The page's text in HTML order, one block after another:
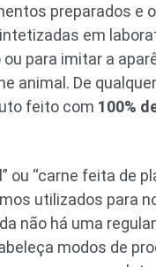
preparados e
em
para imitar a
animal. De
feito com 100%
ou “carne feita de
utilizados para
não há uma
modos de